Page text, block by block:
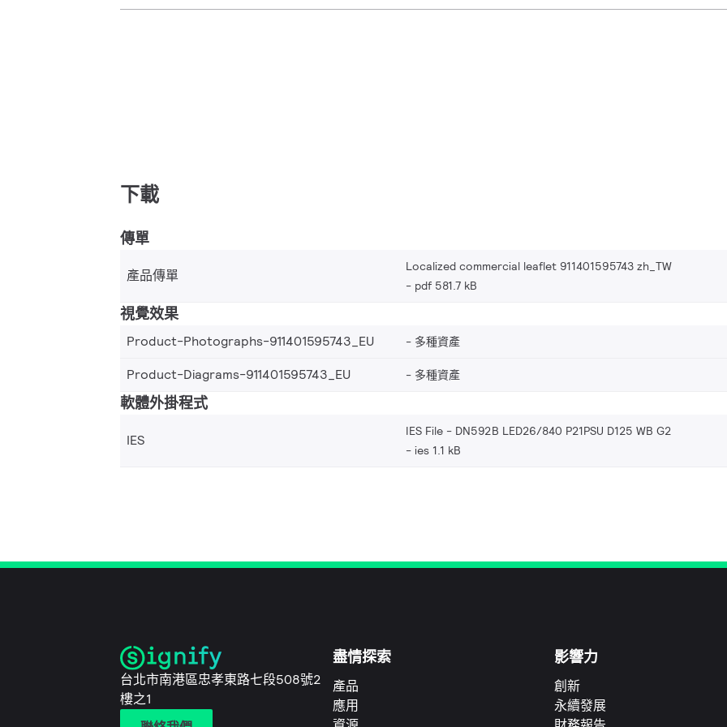
下載
傳單
產品傳單
Localized commercial leaflet 911401595743 zh_TW
pdf 581.7 kB
視覺效果
Product-Photographs-911401595743_EU 多種資產
Product-Diagrams-911401595743_EU
多種資產
軟體外掛程式
IES
IES File - DN592B LED26/840 P21PSU D125 WB G2
ies 1.1 kB
台北市南港區忠孝東路七段508號2
樓之1
盡情探索
產品
應用
影響力
創新
永續發展